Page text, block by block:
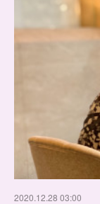
2020.12.28 03:00